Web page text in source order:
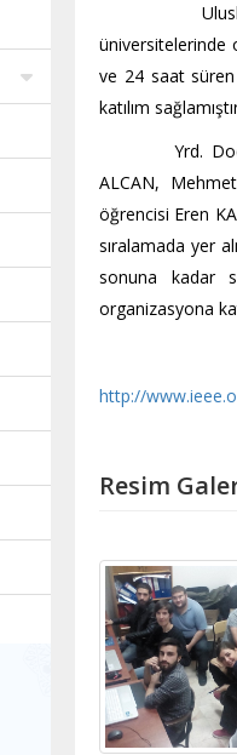
Uluslararası
üniversitelerinde
ve 24 saat süren
katılım
Yrd. Doç. Dr.
ALCAN,
öğrencisi Eren
sıralamada yer
sonuna kadar
organizasyona
http://
Resim